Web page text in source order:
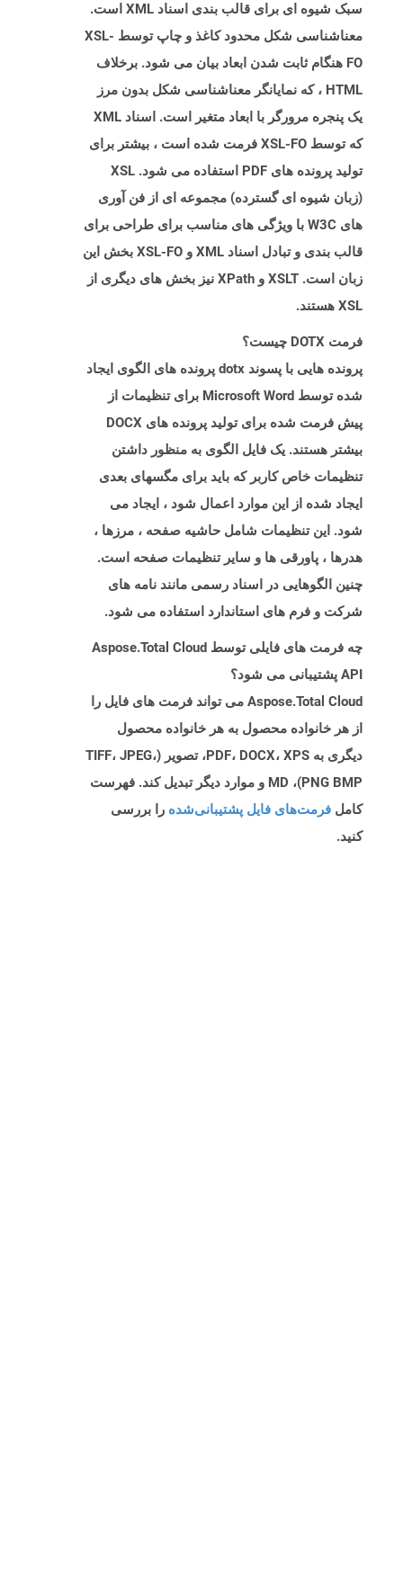
سبک شیوه ای برای قالب بندی اسناد XML است.
معناشناسی شکل محدود کاغذ و چاپ توسط XSL-
FO هنگام ثابت شدن ابعاد بیان می شود. برخلاف
HTML ، که نمایانگر معناشناسی شکل بدون مرز
یک پنجره مرورگر با ابعاد متغیر است. اسناد XML
که توسط XSL-FO فرمت شده است ، بیشتر برای
تولید پرونده های PDF استفاده می شود. XSL
(زبان شیوه ای گسترده) مجموعه ای از فن آوری
های W3C با ویژگی های مناسب برای طراحی برای
قالب بندی و تبادل اسناد XML و XSL-FO بخش این
زبان است. XSLT و XPath نیز بخش های دیگری از
XSL هستند.
فرمت DOTX چیست؟
پرونده هایی با پسوند dotx پرونده های الگوی ایجاد
شده توسط Microsoft Word برای تنظیمات از
پیش فرمت شده برای تولید پرونده های DOCX
بیشتر هستند. یک فایل الگوی به منظور داشتن
تنظیمات خاص کاربر که باید برای مگسهای بعدی
ایجاد شده از این موارد اعمال شود ، ایجاد می
شود. این تنظیمات شامل حاشیه صفحه ، مرزها ،
هدرها ، پاورقی ها و سایر تنظیمات صفحه است.
چنین الگوهایی در اسناد رسمی مانند نامه های
شرکت و فرم های استاندارد استفاده می شود.
چه فرمت های فایلی توسط Aspose.Total Cloud
API پشتیبانی می شود؟
Aspose.Total Cloud می تواند فرمت های فایل را
از هر خانواده محصول به هر خانواده محصول
دیگری به PDF، DOCX، XPS، تصویر (TIFF، JPEG،
PNG BMP)، MD و موارد دیگر تبدیل کند. فهرست
کامل فرمت‌های فایل پشتیبانی‌شده را بررسی
کنید.